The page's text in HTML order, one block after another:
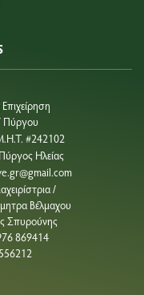
#242102
Πύργος Ηλείας
/
Βέλμαχου
Σπυρούνης
869414